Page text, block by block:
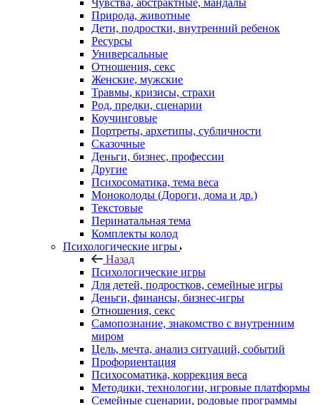
Чувства, абстрактные, мандалы
Природа, животные
Дети, подростки, внутренний ребенок
Ресурсы
Универсальные
Отношения, секс
Женские, мужские
Травмы, кризисы, страхи
Род, предки, сценарии
Коучинговые
Портреты, архетипы, субличности
Сказочные
Деньги, бизнес, профессии
Другие
Психосоматика, тема веса
Моноколоды (Дороги, дома и др.)
Текстовые
Перинатальная тема
Комплекты колод
Психологические игры
Назад
Психологические игры
Для детей, подростков, семейные игры
Деньги, финансы, бизнес-игры
Отношения, секс
Самопознание, знакомство с внутренним
миром
Цель, мечта, анализ ситуаций, событий
Профориентация
Психосоматика, коррекция веса
Методики, технологии, игровые платформы
Семейные сценарии, родовые программы